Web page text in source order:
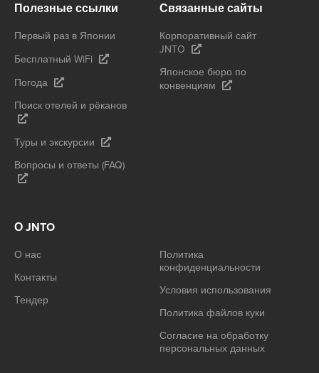
Полезные ссылки
Первый раз в Японии
Бесплатный WiFi
Погода
Поиск отелей и рёканов
Туры и экскурсии
Вопросы и ответы (FAQ)
Связанные сайты
Корпоративный сайт
JNTO
Японское бюро по
конвенциям
О JNTO
О нас
Контакты
Тендер
Политика
конфиденциальности
Условия использования
Политика файлов куки
Согласие на обработку
персональных данных